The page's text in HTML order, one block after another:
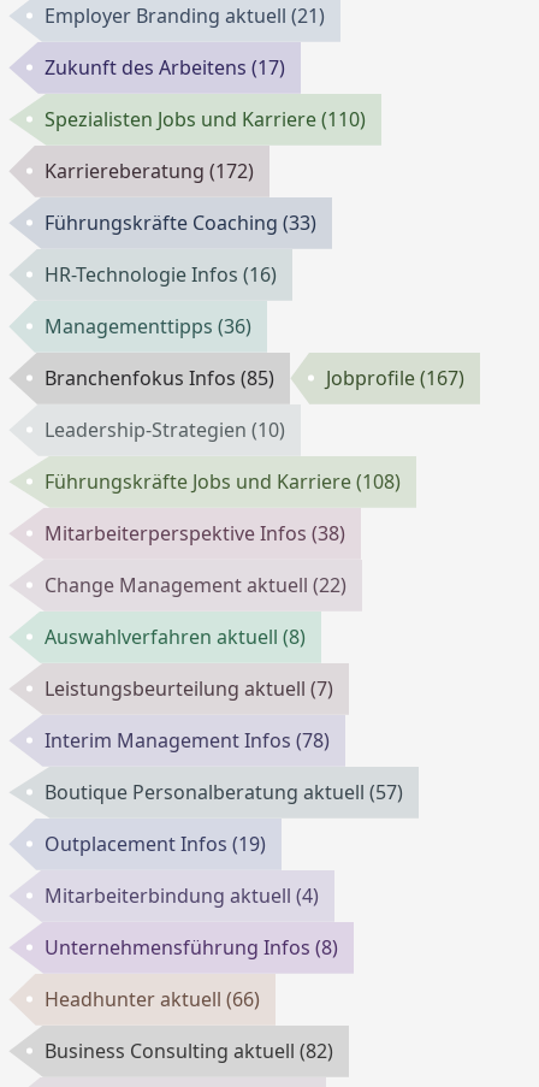
Employer Branding aktuell(21)
Zukunft des Arbeitens(17)
Spezialisten Jobs und Karriere(110)
Karriereberatung(172)
Führungskräfte Coaching(33)
HR-Technologie Infos(16)
Managementtipps(36)
Branchenfokus Infos(85) Jobprofile(167)
Leadership-Strategien(10)
Führungskräfte Jobs und Karriere(108)
Mitarbeiterperspektive Infos(38)
Change Management aktuell(22)
Auswahlverfahren aktuell(8)
Leistungsbeurteilung aktuell(7)
Interim Management Infos(78)
Boutique Personalberatung aktuell(57)
Outplacement Infos(19)
Mitarbeiterbindung aktuell(4)
Unternehmensführung Infos(8)
Headhunter aktuell(66)
Business Consulting aktuell(82)